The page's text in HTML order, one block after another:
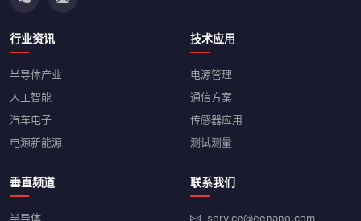
行业资讯
半导体产业
人工智能
汽车电子
电源新能源
技术应用
电源管理
通信方案
传感器应用
测试测量
垂直频道
半导体
联系我们
service@eenano.com